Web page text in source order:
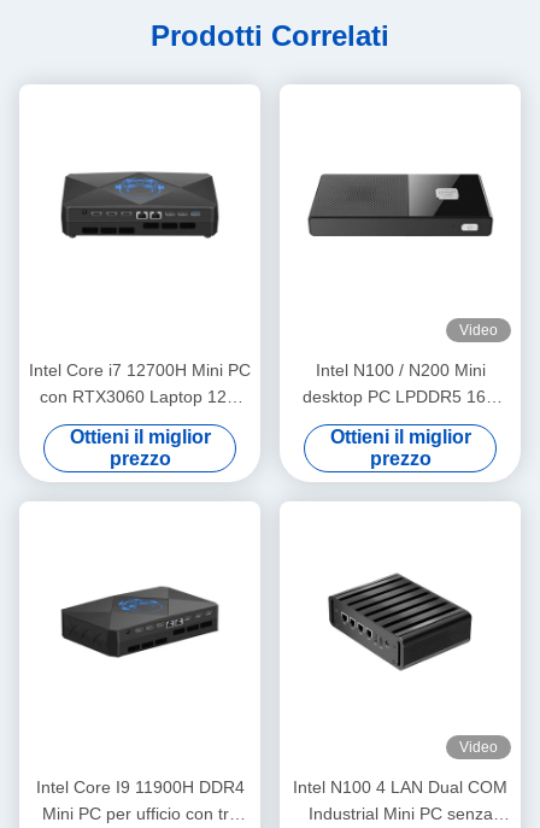
Prodotti Correlati
Intel Core i7 12700H Mini PC
con RTX3060 Laptop 12G
Discrete Graphics e DDR4
Ottieni il miglior
prezzo
Video
Intel N100 / N200 Mini
desktop PC LPDDR5 16G
RAM Windows 10/11 Linux
Mini desktop
Ottieni il miglior
prezzo
Intel Core I9 11900H DDR4
Mini PC per ufficio con tre
Video
Intel N100 4 LAN Dual COM
Industrial Mini PC senza